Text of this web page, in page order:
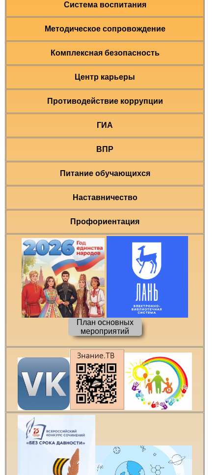
Система воспитания
Методическое сопровождение
Комплексная безопасность
Центр карьеры
Противодействие коррупции
ГИА
ВПР
Питание обучающихся
Наставничество
Профориентация
План основных
мероприятий